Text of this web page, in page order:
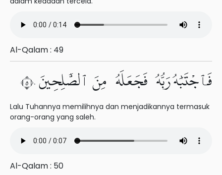
Al-Qalam : 49
فَٱجْتَبَٰهُ رَبُّهُۥ فَجَعَلَهُۥ مِنَ ٱلصَّٰلِحِينَ ٥٠
Lalu Tuhannya memilihnya dan menjadikannya termasuk
orang-orang yang saleh.
Al-Qalam : 50